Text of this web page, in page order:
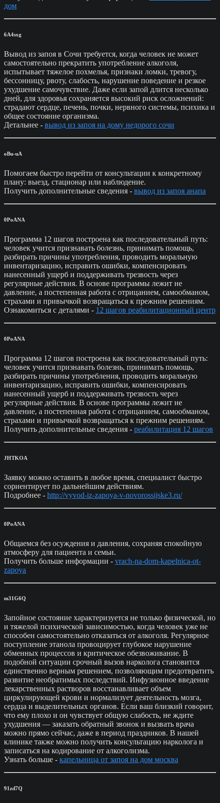
дом
6A4sxg
Вывод из запоя в Сочи требуется, когда человек не может
самостоятельно прекратить употребление алкоголя,
испытывает тяжелое похмелья, признаки ломки, тревогу,
бессонницу, рвоту, слабость, нарушение поведение и резкое
ухудшение самочувствие. Даже если запой длится несколько
дней, для здоровья сохраняется высокий риск осложнений:
страдают сердце, печень, почки, нервного системы, психика и
общее состояние организма.
Детальнее - вывод из запоя на дому недорого сочи
oBu-uA
Помогаем быстро перейти от консультации к конкретному
плану: выезд, стационар или наблюдение.
Получить дополнительные сведения - вывод из запоя анапа
0PoANA
Программа 12 шагов построена как последовательный путь:
человек учится признавать болезнь, принимать помощь,
разбирать причины употребления, проводить моральную
инвентаризацию, исправить ошибки, компенсировать
нанесенный ущерб и поддерживать трезвость через
регулярные действия. В основе программы лежит не
давление, а постепенная работа с отрицанием, самообманом,
страхами и привычкой возвращаться к прежним решениям.
Ознакомиться с деталями - 12 шагов реабилитационный центр
0PoANA
Программа 12 шагов построена как последовательный путь:
человек учится признавать болезнь, принимать помощь,
разбирать причины употребления, проводить моральную
инвентаризацию, исправить ошибки, компенсировать
нанесенный ущерб и поддерживать трезвость через
регулярные действия. В основе программы лежит не
давление, а постепенная работа с отрицанием, самообманом,
страхами и привычкой возвращаться к прежним решениям.
Получить дополнительные сведения - реабилитация 12 шагов
JHTKOA
Заявку можно оставить в любое время, специалист быстро
сориентирует по дальнейшим действиям.
Подробнее - http://vyvod-iz-zapoya-v-novorossijske3.ru/
0PoANA
Общаемся без осуждения и давления, сохраняя спокойную
атмосферу для пациента и семьи.
Получить больше информации - vrach-na-dom-kapelnica-ot-
zapoya
m31G6Q
Запойное состояние характеризуется не только физической, но
и тяжелой психической зависимостью, когда человек уже не
способен самостоятельно отказаться от алкоголя. Регулярное
поступление этанола провоцирует глубокое нарушение
обменных процессов и критическое обезвоживание. В
подобной ситуации срочный вызов нарколога становится
единственно верным решением, позволяющим предотвратить
развитие необратимых последствий. Инфузионное введение
лекарственных растворов восстанавливает объем
циркулирующей крови и нормализует деятельность мозга,
сердца и выделительных органов. Если ваш близкий говорит,
что ему плохо и он чувствует общую слабость, не ждите
ухудшения — заказать обратный звонок и вызвать врача
можно прямо сейчас, даже в период праздников. В нашей
клинике также можно получить консультацию нарколога и
записаться на кодирование от алкоголизма.
Узнать больше - капельница от запоя на дом москва
91zd7Q